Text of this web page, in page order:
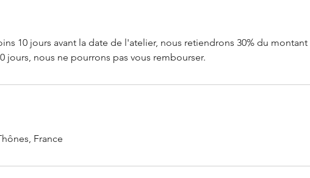
10 jours avant la date de l'atelier, nous retiendrons 30% du montant
jours, nous ne pourrons pas vous rembourser.
France